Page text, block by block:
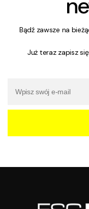
Bądź zawsze na
Już teraz zapisz